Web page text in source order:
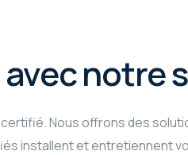
notre
Nous offrons des
installent et entretiennent